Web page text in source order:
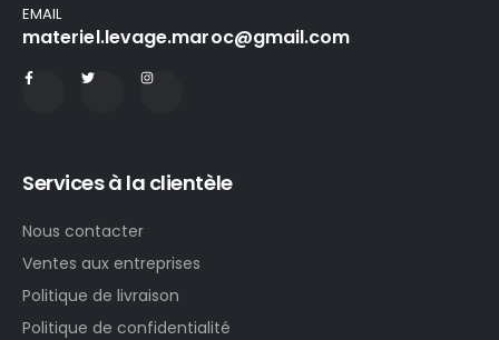
EMAIL
materiel.levage.maroc@gmail.com
Services à la clientèle
Nous contacter
Ventes aux entreprises
Politique de livraison
Politique de confidentialité